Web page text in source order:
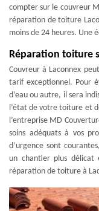
compter sur le couvreur
réparation de toiture
moins de 24 heures. Une
Réparation toiture
Couvreur à Laconnex
tarif exceptionnel. Pour
d’eau ou autre, il sera
l’état de votre toiture et
l’entreprise MD
soins adéquats à vos
d’urgence sont
un chantier plus délicat
réparation de toiture à